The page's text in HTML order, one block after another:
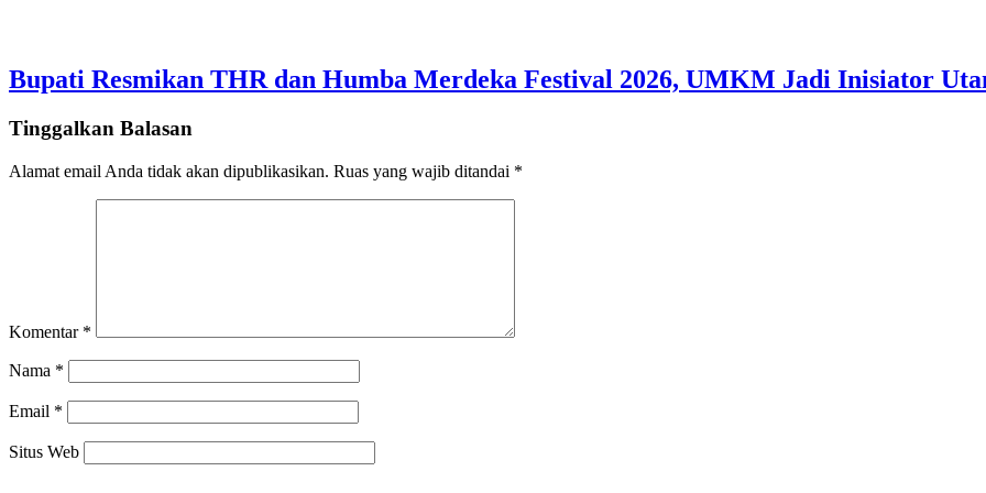
Bupati Resmikan THR dan Humba Merdeka Festival 2026, UMKM Jadi Inisiator
Tinggalkan Balasan
Alamat email Anda tidak akan dipublikasikan. Ruas yang wajib ditandai *
Komentar *
Nama *
Email *
Situs Web